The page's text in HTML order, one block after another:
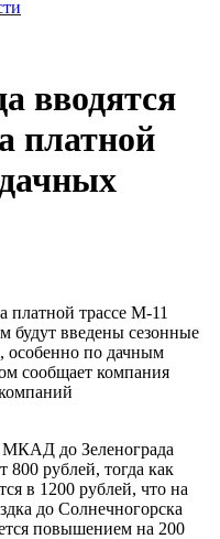
вводятся
платной
будут введены сезонные
особенно по дачным
сообщает компания
МКАД до Зеленограда
800 рублей, тогда как
в 1200 рублей, что на
до Солнечногорска
повышением на 200